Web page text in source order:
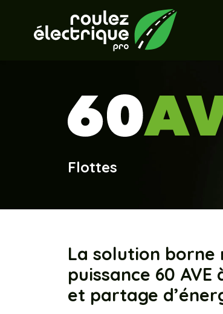
Flottes
La solution borne
puissance 60
et partage